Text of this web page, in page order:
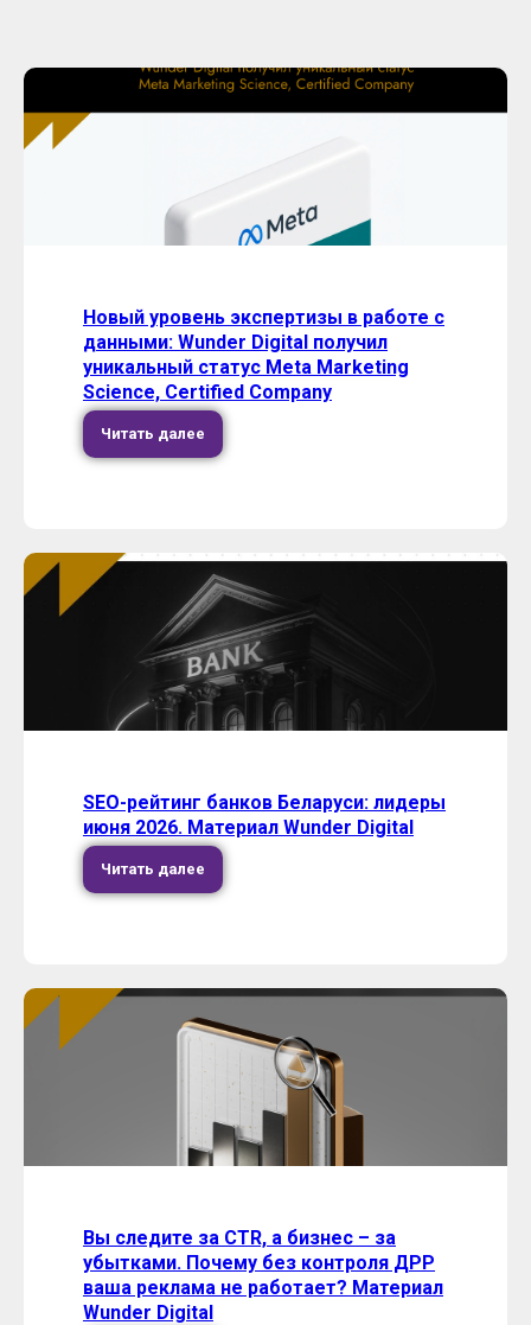
Новый уровень экспертизы в работе с
данными: Wunder Digital получил
уникальный статус Meta Marketing
Science, Certified Company
Читать далее
SEO-рейтинг банков Беларуси: лидеры
июня 2026. Материал Wunder Digital
Читать далее
Вы следите за CTR, а бизнес – за
убытками. Почему без контроля ДРР
ваша реклама не работает? Материал
Wunder Digital